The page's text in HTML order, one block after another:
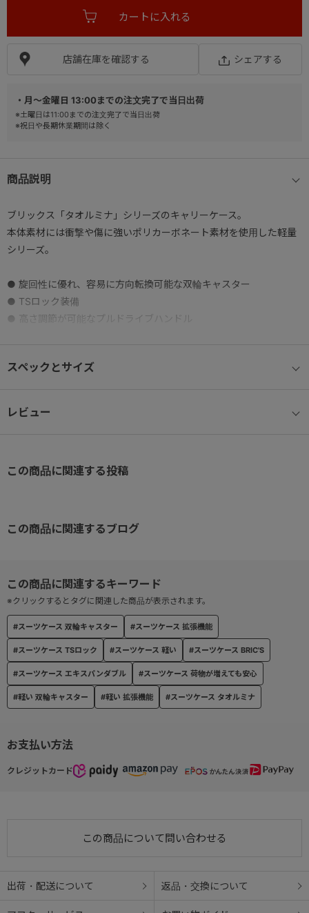
・月～金曜日 13:00までの注文完了で当日出荷
※土曜日は11:00までの注文完了で当日出荷
※祝日や長期休業期間は除く
商品説明
ブリックス「タオルミナ」シリーズのキャリーケース。
本体素材には衝撃や傷に強いポリカーボネート素材を使用した軽量
シリーズ。
● 旋回性に優れ、容易に方向転換可能な双輪キャスター
● TSロック装備
● 高さ調節が可能なプルドライブハンドル
スペックとサイズ
レビュー
お支払い方法
クレジットカード
この商品について問い合わせる
出荷・配送について 返品・交換について
#スーツケース 双輪キャスター #スーツケース 拡張機能
#スーツケース TSロック #スーツケース 軽い #スーツケース BRIC'S
#スーツケース エキスパンダブル #スーツケース 荷物が増えても安心
#軽い 双輪キャスター #軽い 拡張機能 #スーツケース タオルミナ
※クリックするとタグに関連した商品が表示されます。
店舗在庫を確認する シェアする
この商品に関連する投稿
この商品に関連するブログ